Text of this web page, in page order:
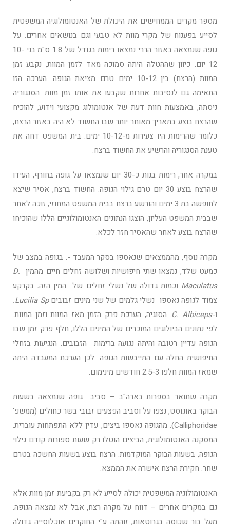
מספר מקרים הממחישים את היכולת של האנטומולוגיה המשפטית
לסייע בפענוח של מקרי מוות לא טבעי וגם בנושאים אחרים: על
גופה שנמצאה באזור הררי נמצאו רימות בגודל של 1.8 ס"מ בני 10-
12 יום. כיוון שההטלה היתה סמוכה מאד לזמן המוות, נקבע זמן
המוות (הרצח) בין 10-12 ימים טרם מציאת הגופה. הערכה הזו
התאימה גם לנסיבות אחרות שקבעו את אותו זמן מוות. הסנגוריה
ניסתה, באמצעות חוות דעת של אנטומולוג מקצועי וידוע, להוכיח
שהרצח בוצע בתאריך מאוחר יותר שבו החשוד לא היה באזור הרצח,
כלומר שהרימות היו צעירות מ-10-12 ימים. בית המשפט דחה את
טענת הסנגוריה והרשיע את החשוד ברצח.
במקרה אחר, רימות בנות כ-30 יום שנמצאו על גופה בחורף, העידו
שהרצח בוצע 30 יום טרם גילוי הגופה. החשוד ברצח, אסיר שיצא
לחופשה בת 3 ימים והורשע ברצח בבית המשפט המחוזי, זוכה לאחר
שבבית המשפט העליון, הוצגו הנתונים האנטומולוגיים הללו שהוכיחו
שהרצח בוצע לאחר שהאסיר חזר לכלא.
מקרה נוסף, מהממצאים שנאספו בסקר המעבד -. בגופה במצב של
כמעט שלד, נמצאו שתי חיפושיות ושלושה זחלים חיים מהמין D.
Maculatus וכמות גדולה של נשלי זחלים של המין הזה. בקרקע
צמוד לגופה נאספו נשלי גלמים של שני מינים זבוביםLucilia Sp.
ו-C. Albiceps. הסוגיה, הערכת פרק הזמן מאז המוות וזמן המוות.
לפי נתונים הביולוגים המוכרים של המינים הללו, חלף פרק זמן שבו
הגופה עדיין רטובה והיתה נגועה ברימות הזבובים. הנגיעות בזחלי
החיפושית החלה עם התייבשות הגופה. לכן הערכת המעבדה היתה
שמאז המוות חלפו 2.5-3 חודשים מינימום.
מקרה שתואר בספרות בארה"ב – סביב גופה שנמצאה בשעות
הבוקר באוגוסט, נצפו על וסביב הפצעים זבובי בשר כחולים (ממשפ'
Calliphoridae). מהגופה נאספו ביצים, עדין ללא התפתחות עוברית.
המסקנה האנטומולוגית, הביצים הוטלו רק שעות ספורות קודם גילוי
הגופה, בשעות הבוקר המוקדמות. הרצח בוצע בשעות החשכה בטרם
שחר. חקירת הרצח אישרה את הממצא.
האנטומולוגיה המשפטית יכולה לסייע לא רק בקביעת זמן מוות אלא
גם במקרים אחרים – דווח על מקרה רצח, אבל לא נמצאה הגופה.
מעל בור שכוסה בגרוטאות, זוהתה ע"י החוקרים אוכלוסייה גדולה